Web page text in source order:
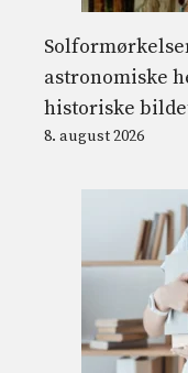
astronomiske
historiske
8. august 2026